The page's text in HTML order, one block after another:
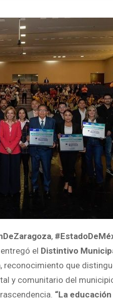
,
entregó el Distintivo
, reconocimiento que
y comunitario del
“La